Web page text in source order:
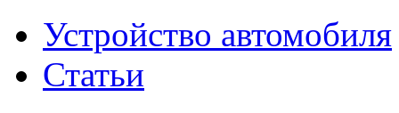
Устройство автомобиля
Статьи